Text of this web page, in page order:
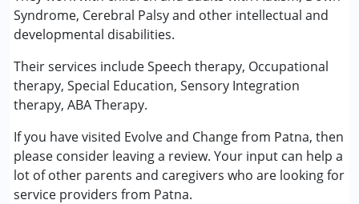
Syndrome, Cerebral Palsy and other intellectual and
developmental disabilities.
Their services include Speech therapy, Occupational
therapy, Special Education, Sensory Integration
therapy, ABA Therapy.
If you have visited Evolve and Change from Patna, then
please consider leaving a review. Your input can help a
lot of other parents and caregivers who are looking for
service providers from Patna.
फिजियोथेरेपी
सेंसरी इंटीग्रेशन
स्पेशल एजुकेशन
स्पीच थेरेपी
निम्नलिखित विकलांगता संबंधित सेवाएं उपलब्ध :
अटेंशन डेफिसिट (हाइपरएक्टिविटी) डिसऑर्डर (एडीडी/एडीएचडी)
ऑटिज्म स्पेक्ट्रम डिसऑर्डर (ए एस डी )
सेरब्रल पाल्सी (सी पी )
डाउन सिंड्रोम (डी एस )